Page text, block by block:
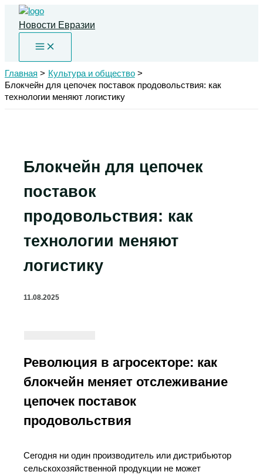
Перейти
содержимому
Новости Евразии
Главная
Культура и общество
Блокчейн для цепочек поставок продовольствия: как
технологии меняют логистику
Блокчейн для цепочек
поставок
продовольствия: как
технологии меняют
логистику
11.08.2025
Революция в агросекторе: как
блокчейн меняет отслеживание
цепочек поставок
продовольствия
Сегодня ни один производитель или дистрибьютор
сельскохозяйственной продукции не может